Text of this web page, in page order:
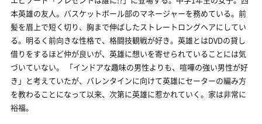
本英雄の友人。バスケットボール部のマネージャーを務めている。前
髪を眉上で短く切り、胸まで伸ばしたストレートロングヘアにしてい
る。明るく前向きな性格で、格闘技観戦が好き。英雄とはDVDの貸し
借りをするほど仲が良いが、英雄に想いを寄せられていることには気
づいていない。 「インドアな趣味の男性よりも、喧嘩の強い男性が好
き」と考えていたが、バレンタインに向けて英雄にセーターの編み方
を教わることになって以来、次第に英雄に惹かれていく。家は非常に
裕福。